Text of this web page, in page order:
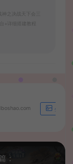
之决战天下会三
+详细搭建教程
生成海
：